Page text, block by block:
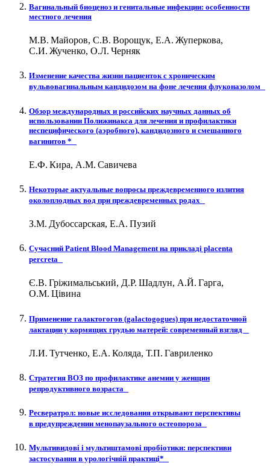
Вагинальный биоценоз и генитальные инфекции: особенности
местного лечения
М.В. Майоров, С.В. Ворощук, Е.А. Жуперкова,
С.И. Жученко, О.Л. Черняк
Изменение качества жизни пациенток с хроническим
вульвовагинальным кандидозом на фоне лечения флуконазолом
Обзор международных и российских научных данных об
использовании Полижинакса для лечения и профилактики
неспецифического (аэробного), кандидозного и смешанного
вагинитов *
Е.Ф. Кира, А.М. Савичева
Некоторые актуальные вопросы преждевременного излития
околоплодных вод при преждевременных родах
З.М. Дубоссарская, Е.А. Пузий
Сучасний Patient Blood Management на прикладі placenta
percreta
Є.В. Гріжимальський, Д.Р. Шадлун, А.Й. Гарга,
О.М. Цівина
Применение галактогогов (galactogogues) при недостаточной
лактации у кормящих грудью матерей: современный взгляд
Л.И. Тутченко, Е.А. Коляда, Т.П. Гавриленко
Стратегия ВОЗ по профилактике анемии у женщин
репродуктивного возраста
Ресвератрол: новые исследования открывают перспективы
в предупреждении менопаузального остеопороза
Мультивидові і мультиштамові пробіотики: перспективи
застосування в урологічній практиці*